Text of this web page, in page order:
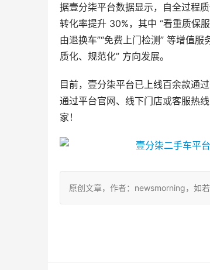
据壹分柒平台数据显示，自全过程
转化率提升 30%，其中 “看重质保
由退换车”“免费上门检测” 等增值
质化、规范化” 方向发展。
目前，壹分柒平台已上线百余款通
通过平台官网、线下门店或客服热
家！
原创文章，作者：newsmorning，